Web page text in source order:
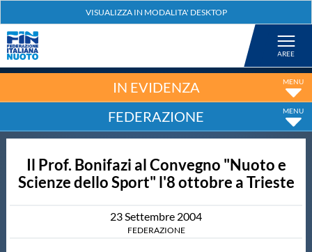
Nuoto
Tuffi
IN EVIDENZA
FEDERAZIONE
Il Prof. Bonifazi al Convegno "Nuoto e
Scienze dello Sport" l'8 ottobre a Trieste
23Settembre 2004
FEDERAZIONE